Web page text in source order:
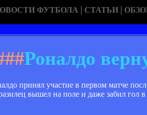
ФУТБОЛА | СТАТЬИ |
Роналдо
принял участие в первом матче
вышел на поле и даже забил гол